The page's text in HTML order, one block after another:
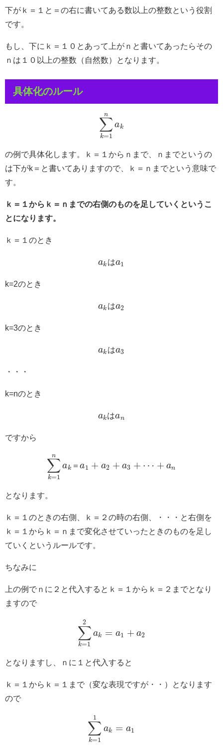
下がｋ＝１と＝の右に書いてある数以上の整数という役割
です。
もし、下にｋ＝１０とあって上がｎと書いてあったらその
ｎは１０以上の整数（自然数）となります。
具体化のルール
∑
k=1
n
ak
の例で具体化します。ｋ＝１からｎまで、ｎまでというの
は下がk＝と書いてありますので、ｋ＝ｎまでという意味で
す。
ｋ＝１からｋ＝ｎまでの右側のものを足していくというこ
とになります。
ｋ＝１のとき
ak はa1
k=2のとき
ak はa2
k=3のとき
ak はa3
・・・
k=nのとき
akはan
ですから
∑
k=1
n
ak ＝a1 + a2 + a3 + ⋯ + an
となります。
ｋ＝１のときの右側、ｋ＝２の時の右側、・・・と右側を
ｋ＝１からｋ＝ｎまで変化させていったときのものを足し
ていくというルールです。
ちなみに
上の例でｎに２と代入するとｋ＝１からｋ＝２までとなり
ますので
∑
k=1
2
ak = a1 + a2
となりますし、ｎに１と代入すると
ｋ＝１からｋ＝１まで（変な表現ですが・・）となります
ので
∑
k=1
1
ak = a1